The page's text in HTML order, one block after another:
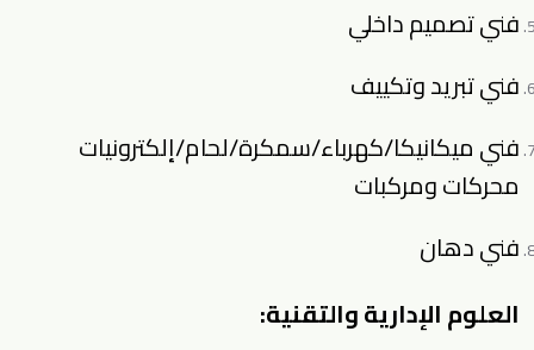
فني تصميم داخلي
فني تبريد وتكييف
فني ميكانيكا/كهرباء/سمكرة/لحام/إلكترونيات
محركات ومركبات
فني دهان
العلوم الإدارية والتقنية: